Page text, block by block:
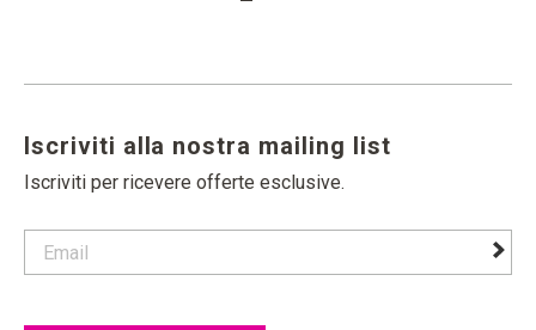
Iscriviti alla nostra mailing list
Iscriviti per ricevere offerte esclusive.
contact email label